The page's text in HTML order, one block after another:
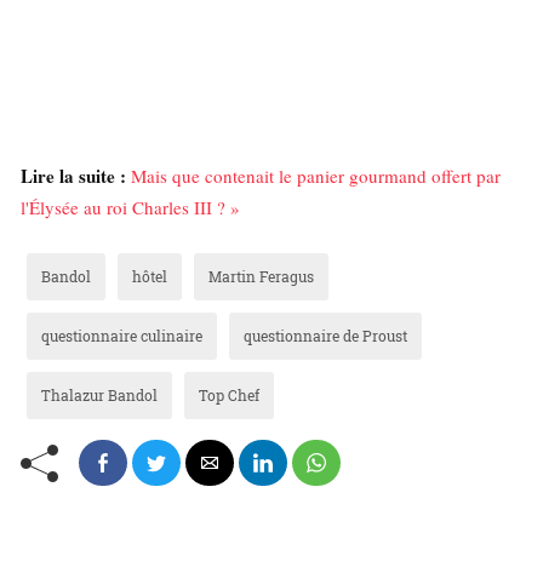
Lire la suite : Mais que contenait le panier gourmand offert par
l'Élysée au roi Charles III ? »
Bandol hôtel Martin Feragus
questionnaire culinaire questionnaire de Proust
Thalazur Bandol Top Chef